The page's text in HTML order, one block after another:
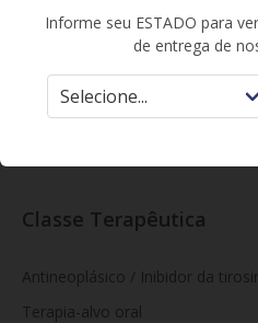
Excipientes da fórmula:
hidrogenofosfato de cálcio,
estearato de magnésio,
Classe Terapêutica
Antineoplásico / Inibidor da
Terapia-alvo oral
Informe seu ESTADO para
de entrega de